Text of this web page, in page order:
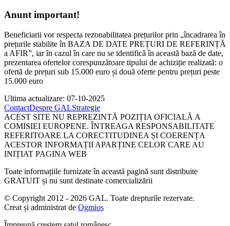
Anunt important!
Beneficiarii vor respecta rezonabilitatea prețurilor prin „încadrarea în
prețurile stabilite în BAZA DE DATE PREȚURI DE REFERINȚĂ
a AFIR”, iar în cazul în care nu se identifică în această bază de date,
prezentarea ofertelor corespunzătoare tipului de achiziție realizată: o
ofertă de prețuri sub 15.000 euro și două oferte pentru prețuri peste
15.000 euro
Ultima actualizare: 07-10-2025
ContactDespre GALStrategie
ACEST SITE NU REPREZINTĂ POZIȚIA OFICIALĂ A
COMISIEI EUROPENE. ÎNTREAGA RESPONSABILITATE
REFERITOARE LA CORECTITUDINEA ȘI COERENȚA
ACESTOR INFORMAȚII APARȚINE CELOR CARE AU
INIȚIAT PAGINA WEB
Toate informațiile furnizate în această pagină sunt distribuite
GRATUIT și nu sunt destinate comercializării
© Copyright 2012 - 2026 GAL. Toate drepturile rezervate.
Creat și administrat de Ogmios